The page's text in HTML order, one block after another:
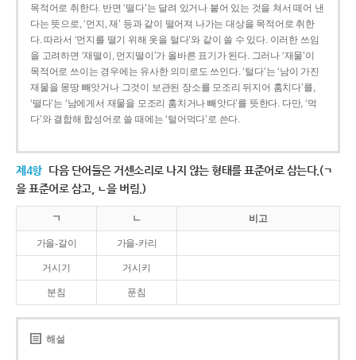
목적어로 취한다. 반면 ‘떨다’는 달려 있거나 붙어 있는 것을 쳐서 떼어 낸
다는 뜻으로, ‘먼지, 재’ 등과 같이 떨어져 나가는 대상을 목적어로 취한
다. 따라서 ‘먼지를 떨기 위해 옷을 털다’와 같이 쓸 수 있다. 이러한 쓰임
을 고려하면 ‘재떨이, 먼지떨이’가 올바른 표기가 된다. 그러나 ‘재물’이
목적어로 쓰이는 경우에는 유사한 의미로도 쓰인다. ‘털다’는 ‘남이 가진
재물을 몽땅 빼앗거나 그것이 보관된 장소를 모조리 뒤지어 훔치다’를,
‘떨다’는 ‘남에게서 재물을 모조리 훔치거나 빼앗다’를 뜻한다. 다만, ‘먹
다’와 결합해 합성어로 쓸 때에는 ‘털어먹다’로 쓴다.
제4항 다음 단어들은 거센소리로 나지 않는 형태를 표준어로 삼는다.(ㄱ
을 표준어로 삼고, ㄴ을 버림.)
ㄱ ㄴ 비고
가을-갈이 가을-카리
거시기 거시키
분침 푼침
해설